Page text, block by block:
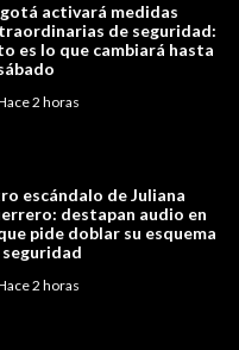
activará medidas
de seguridad:
es lo que cambiará hasta
2 horas
escándalo de Juliana
destapan audio en
pide doblar su esquema
seguridad
2 horas